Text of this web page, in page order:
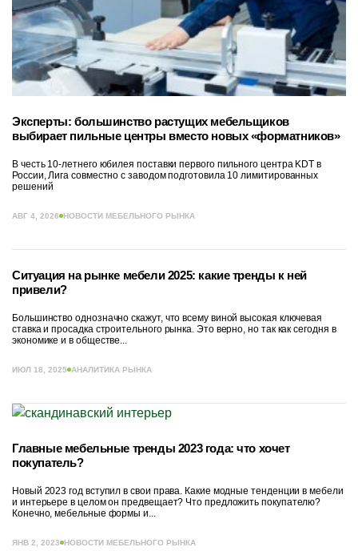
Эксперты: большинство растущих мебельщиков
выбирает пильные центры вместо новых «форматников»
В честь 10-летнего юбилея поставки первого пильного центра KDT в
России, Лига совместно с заводом подготовила 10 лимитированных
решений
АВГ 4, 2026 НОВОСТИ МЕБЕЛЬНОГО РЫНКА
Ситуация на рынке мебели 2025: какие тренды к ней
привели?
Большинство однозначно скажут, что всему виной высокая ключевая
ставка и просадка строительного рынка. Это верно, но так как сегодня в
экономике и в обществе...
ИЮЛ 18, 2025 АНАЛИТИКА РЫНКА
Главные мебельные тренды 2023 года: что хочет
покупатель?
Новый 2023 год вступил в свои права. Какие модные тенденции в мебели
и интерьере в целом он предвещает? Что предложить покупателю?
Конечно, мебельные формы и...
ЯНВ 2, 2023 НОВОСТИ МЕБЕЛЬНОГО РЫНКА